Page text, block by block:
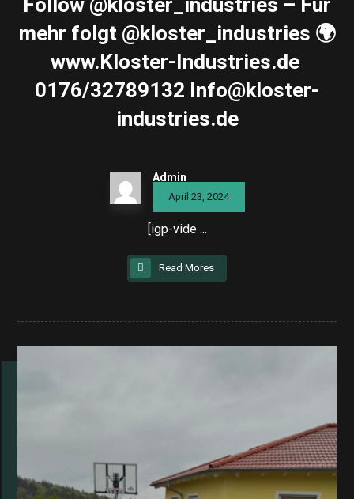
mehr folgt @kloster_industries 🌍
www.Kloster-Industries.de ️
0176/32789132 Info@kloster-
industries.de
Admin
April 23, 2024
[igp-vide ...
Read Mores